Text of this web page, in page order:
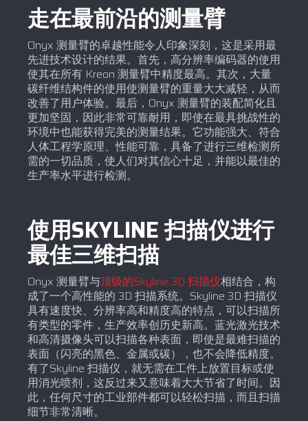
走在最前沿的测量臂
Onyx 测量臂的卓越性能令人印象深刻，这是采用最
先进技术设计的结果。首先，高分辨率编码器的使用
使其在所有 Kreon 测量臂中精度最高。其次，大量
碳纤维结构件的使用使测量臂的重量大大减轻，从而
改善了用户体验。最后，Onyx 测量臂的装配简化且
更加坚固，因此非常可靠耐用，即使在最具挑战性的
环境中也能获得完美的测量结果。它功能强大、符合
人体工程学原理、性能可靠，具备了进行三维检测所
需的一切品质，使人们对其信心十足，并能以最佳的
生产率水平进行检测。
使用SKYLINE 扫描仪进行
最佳三维扫描
Onyx 测量臂与顶级的Skyline 3D 扫描仪相结合，构
成了一个高性能的 3D 扫描系统。Skyline 3D 扫描仪
具有速度快、分辨率高和精度高的特点，可以扫描所
有类型的零件，生产效率创历史新高。蓝光激光技术
和高清摄像头可以扫描各种表面，即使是最难扫描的
表面（闪亮的黑色、金属或碳），也不会降低精度。
有了Skyline 扫描仪，就无需在工件上放置目标或使
用消光喷剂，这反过来又意味着大大节省了时间。因
此，任何尺寸的工业部件都可以轻松扫描，而且扫描
细节非常清晰。